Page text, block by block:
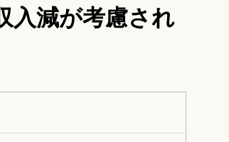
入減が考慮され